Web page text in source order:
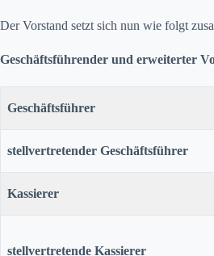
Der Vorstand setzt sich nun wie folgt
Geschäftsführender und erweiterter
Geschäftsführer
stellvertretender Geschäftsführer
Kassierer
stellvertretende Kassierer